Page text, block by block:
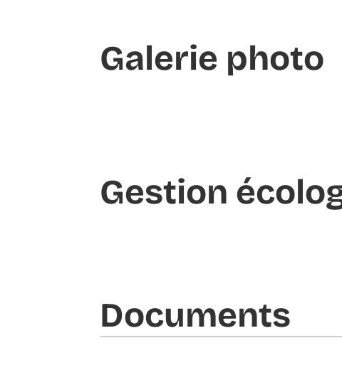
Galerie photo
Gestion
Documents​